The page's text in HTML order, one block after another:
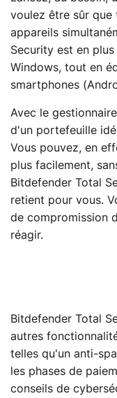
voulez être sûr que
appareils
Security est en
Windows, tout en
smartphones
Avec le
d'un portefeuille
Vous pouvez, en
plus facilement,
Bitdefender Total
retient pour vous.
de compromission
réagir.
Bitdefender Total
autres
telles qu'un anti-
les phases de
conseils de